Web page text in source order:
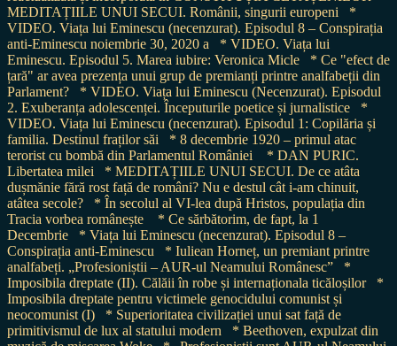
MEDITAȚIILE UNUI SECUI. Românii, singurii europeni
*
VIDEO. Viața lui Eminescu (necenzurat). Episodul 8 – Conspirația
anti-Eminescu noiembrie 30, 2020 a
* VIDEO. Viața lui
Eminescu. Episodul 5. Marea iubire: Veronica Micle
* Ce "efect de
țară" ar avea prezența unui grup de premianți printre analfabeții din
Parlament?
* VIDEO. Viața lui Eminescu (Necenzurat). Episodul
2. Exuberanța adolescenței. Începuturile poetice și jurnalistice
*
VIDEO. Viața lui Eminescu (necenzurat). Episodul 1: Copilăria și
familia. Destinul fraților săi
* 8 decembrie 1920 – primul atac
terorist cu bombă din Parlamentul României
* DAN PURIC.
Libertatea milei
* MEDITAȚIILE UNUI SECUI. De ce atâta
dușmănie fără rost față de români? Nu e destul cât i-am chinuit,
atâtea secole?
* În secolul al VI-lea după Hristos, populația din
Tracia vorbea românește
* Ce sărbătorim, de fapt, la 1
Decembrie
* Viața lui Eminescu (necenzurat). Episodul 8 –
Conspirația anti-Eminescu
* Iuliean Horneț, un premiant printre
analfabeți. „Profesioniștii – AUR-ul Neamului Românesc”
*
Imposibila dreptate (II). Călăii în robe și internaționala ticăloșilor
*
Imposibila dreptate pentru victimele genocidului comunist și
neocomunist (I)
* Superioritatea civilizației unui sat față de
primitivismul de lux al statului modern
* Beethoven, expulzat din